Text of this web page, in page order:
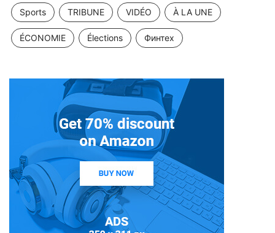
Sports TRIBUNE VIDÉO À LA UNE
ÉCONOMIE Élections Финтех